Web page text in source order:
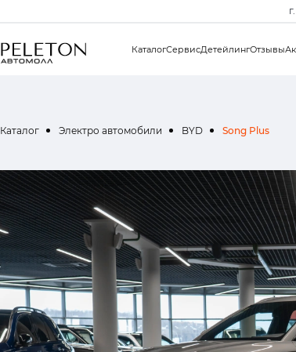
КаталогСервисДетейлингОтзывы
Каталог Электро автомобили BYD Song Plus